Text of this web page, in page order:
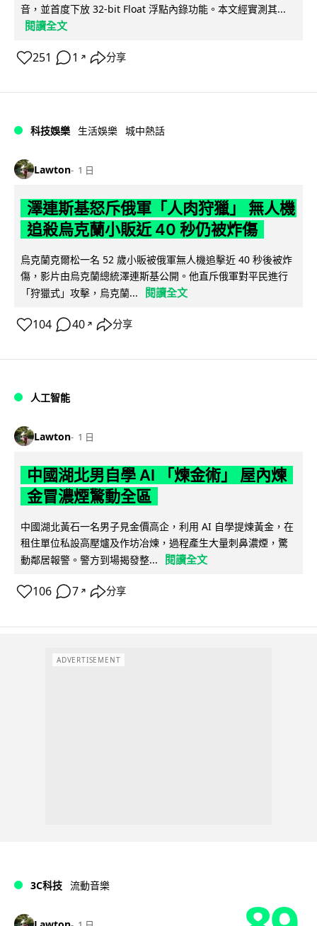
音，並首度下放 32-bit Float 浮點內錄功能。本文經實測其...
閱讀全文
251 1 ↗ 分享
科技娛樂 生活娛樂 城中熱話
Lawton 1 日
澤連斯基怒斥俄軍「人肉狩獵」 無人機
追殺烏克蘭小販近 40 秒仍被炸傷
烏克蘭克爾松一名 52 歲小販被俄軍無人機追擊近 40 秒後被炸
傷，影片由烏克蘭總統澤連斯基公開。他直斥俄軍對平民進行
「狩獵式」攻擊，烏克蘭...
閱讀全文
104 40 ↗ 分享
人工智能
Lawton 1 日
中國湖北男自學 AI 「煉金術」 屋內煉
金冒濃煙驚動全區
中國湖北黃石一名男子見金價高企，利用 AI 自學提煉黃金，在
租住單位私設高壓爐及作坊冶煉，過程產生大量刺鼻濃煙，驚
動鄰居報警。警方到場揭發整...
閱讀全文
106 7 ↗ 分享
ADVERTISEMENT
3C科技 流動音樂